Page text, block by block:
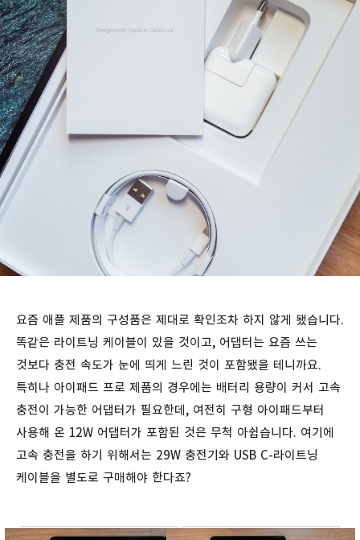
요즘 애플 제품의 구성품은 제대로 확인조차 하지 않게 됐습니다.
똑같은 라이트닝 케이블이 있을 것이고, 어댑터는 요즘 쓰는
것보다 충전 속도가 눈에 띄게 느린 것이 포함됐을 테니까요.
특히나 아이패드 프로 제품의 경우에는 배터리 용량이 커서 고속
충전이 가능한 어댑터가 필요한데, 여전히 구형 아이패드부터
사용해 온 12W 어댑터가 포함된 것은 무척 아쉽습니다. 여기에
고속 충전을 하기 위해서는 29W 충전기와 USB C-라이트닝
케이블을 별도로 구매해야 한다죠?